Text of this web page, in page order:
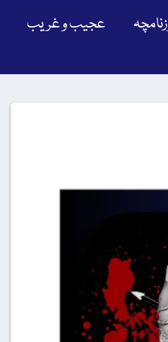
عجیب و غریب